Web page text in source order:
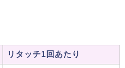
リタッチ1回あたり